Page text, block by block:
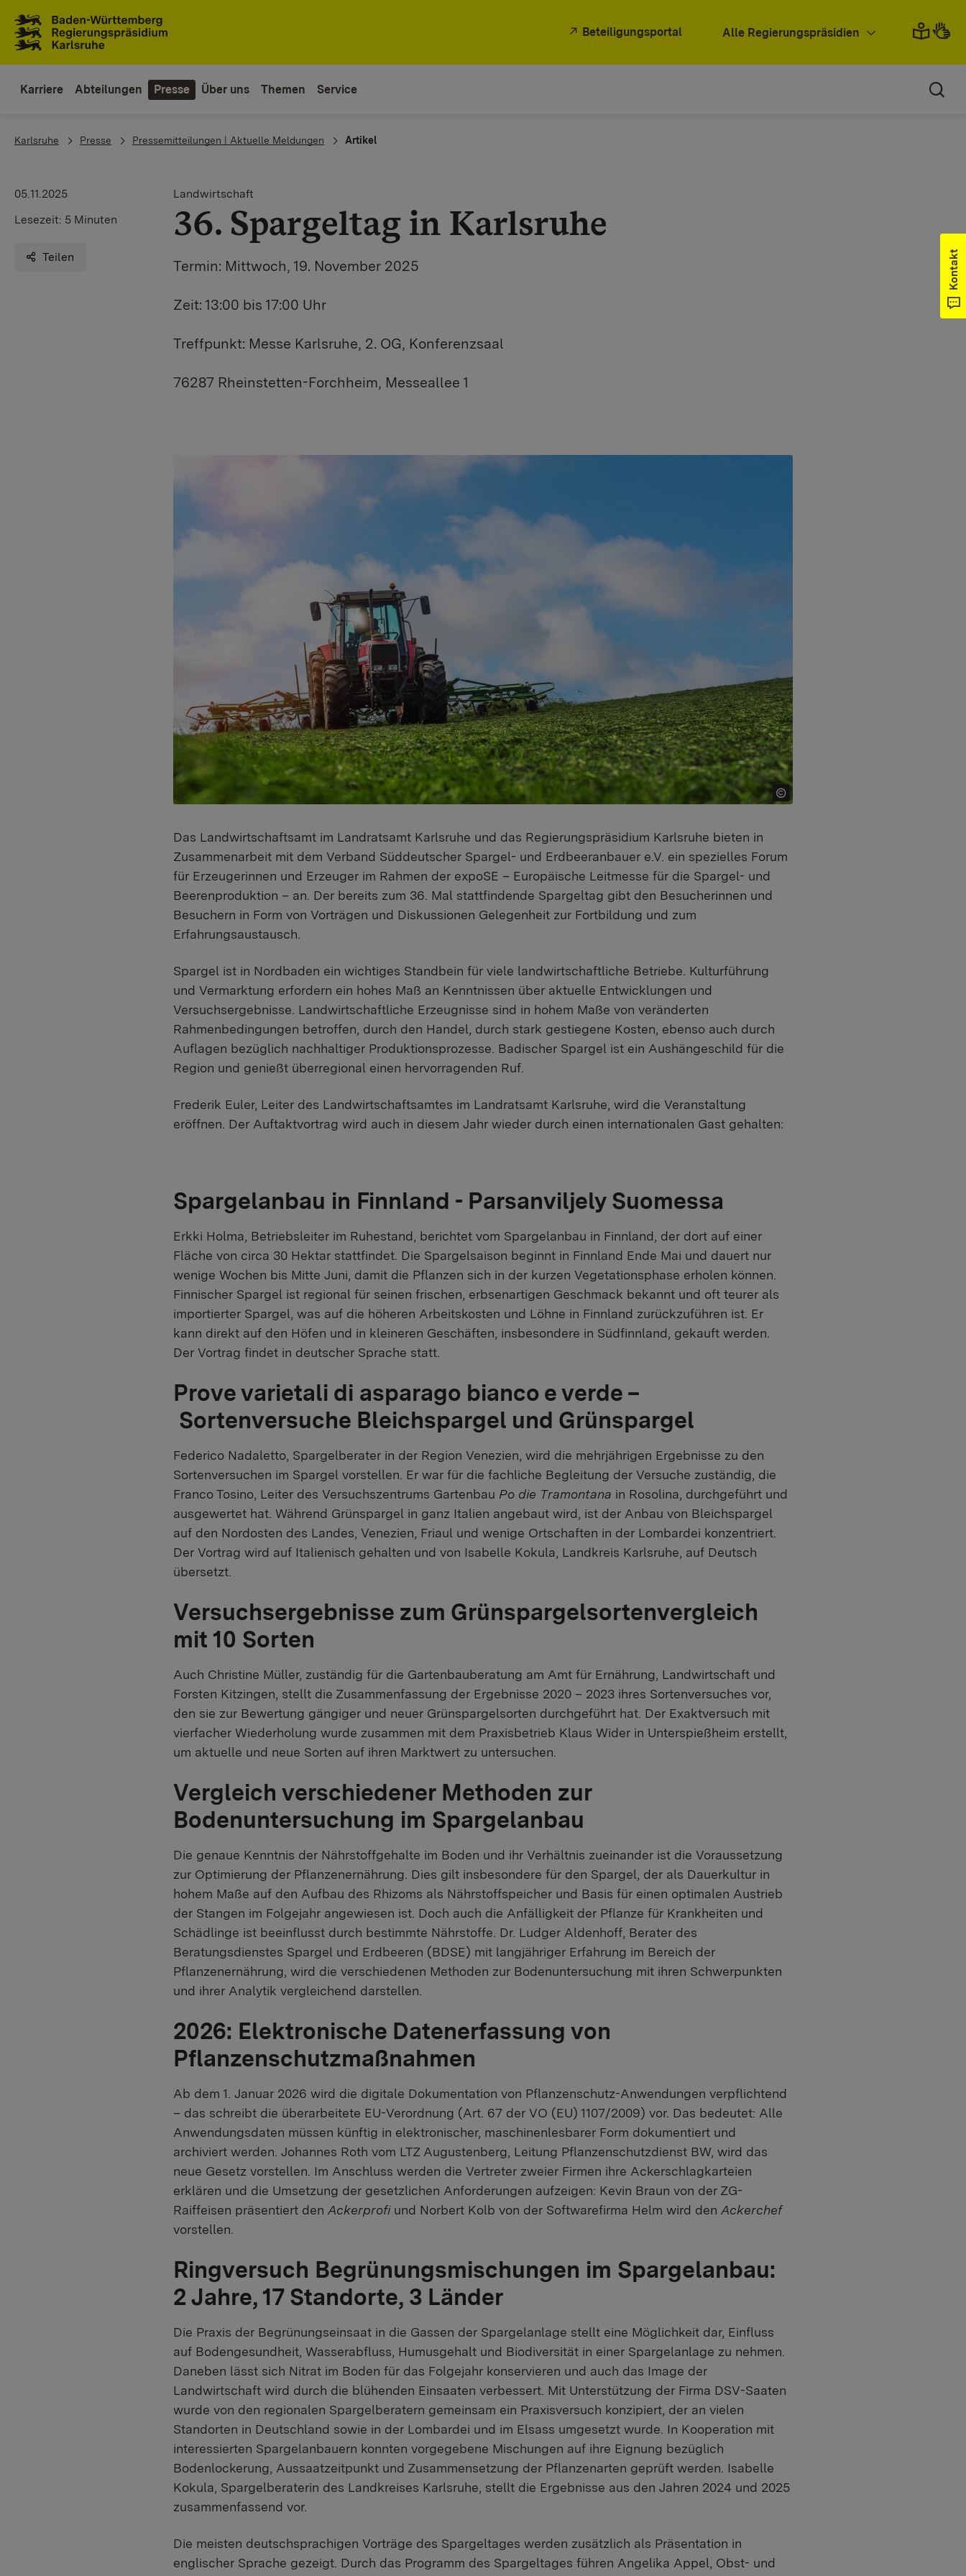
Beteiligungsportal Alle Regierungspräsidien
Karriere Abteilungen Presse Über uns Themen Service
You are here:
Karlsruhe Presse Pressemitteilungen | Aktuelle Meldungen Artikel
05.11.2025
Lesezeit: 5 Minuten
Teilen
Landwirtschaft
36. Spargeltag in Karlsruhe
Termin: Mittwoch, 19. November 2025
Zeit: 13:00 bis 17:00 Uhr
Treffpunkt: Messe Karlsruhe, 2. OG, Konferenzsaal
76287 Rheinstetten-Forchheim, Messeallee 1
Das Landwirtschaftsamt im Landratsamt Karlsruhe und das Regierungspräsidium Karlsruhe bieten in
Zusammenarbeit mit dem Verband Süddeutscher Spargel- und Erdbeeranbauer e.V. ein spezielles Forum
für Erzeugerinnen und Erzeuger im Rahmen der expoSE – Europäische Leitmesse für die Spargel- und
Beerenproduktion – an. Der bereits zum 36. Mal stattfindende Spargeltag gibt den Besucherinnen und
Besuchern in Form von Vorträgen und Diskussionen Gelegenheit zur Fortbildung und zum
Erfahrungsaustausch.
Spargel ist in Nordbaden ein wichtiges Standbein für viele landwirtschaftliche Betriebe. Kulturführung
und Vermarktung erfordern ein hohes Maß an Kenntnissen über aktuelle Entwicklungen und
Versuchsergebnisse. Landwirtschaftliche Erzeugnisse sind in hohem Maße von veränderten
Rahmenbedingungen betroffen, durch den Handel, durch stark gestiegene Kosten, ebenso auch durch
Auflagen bezüglich nachhaltiger Produktionsprozesse. Badischer Spargel ist ein Aushängeschild für die
Region und genießt überregional einen hervorragenden Ruf.
Frederik Euler, Leiter des Landwirtschaftsamtes im Landratsamt Karlsruhe, wird die Veranstaltung
eröffnen. Der Auftaktvortrag wird auch in diesem Jahr wieder durch einen internationalen Gast gehalten:
Spargelanbau in Finnland - Parsanviljely Suomessa
Erkki Holma, Betriebsleiter im Ruhestand, berichtet vom Spargelanbau in Finnland, der dort auf einer
Fläche von circa 30 Hektar stattfindet. Die Spargelsaison beginnt in Finnland Ende Mai und dauert nur
wenige Wochen bis Mitte Juni, damit die Pflanzen sich in der kurzen Vegetationsphase erholen können.
Finnischer Spargel ist regional für seinen frischen, erbsenartigen Geschmack bekannt und oft teurer als
importierter Spargel, was auf die höheren Arbeitskosten und Löhne in Finnland zurückzuführen ist. Er
kann direkt auf den Höfen und in kleineren Geschäften, insbesondere in Südfinnland, gekauft werden.
Der Vortrag findet in deutscher Sprache statt.
Prove varietali di asparago bianco e verde –
Sortenversuche Bleichspargel und Grünspargel
Federico Nadaletto, Spargelberater in der Region Venezien, wird die mehrjährigen Ergebnisse zu den
Sortenversuchen im Spargel vorstellen. Er war für die fachliche Begleitung der Versuche zuständig, die
Franco Tosino, Leiter des Versuchszentrums Gartenbau Po die Tramontana in Rosolina, durchgeführt und
ausgewertet hat. Während Grünspargel in ganz Italien angebaut wird, ist der Anbau von Bleichspargel
auf den Nordosten des Landes, Venezien, Friaul und wenige Ortschaften in der Lombardei konzentriert.
Der Vortrag wird auf Italienisch gehalten und von Isabelle Kokula, Landkreis Karlsruhe, auf Deutsch
übersetzt.
Versuchsergebnisse zum Grünspargelsortenvergleich
mit 10 Sorten
Auch Christine Müller, zuständig für die Gartenbauberatung am Amt für Ernährung, Landwirtschaft und
Forsten Kitzingen, stellt die Zusammenfassung der Ergebnisse 2020 – 2023 ihres Sortenversuches vor,
den sie zur Bewertung gängiger und neuer Grünspargelsorten durchgeführt hat. Der Exaktversuch mit
vierfacher Wiederholung wurde zusammen mit dem Praxisbetrieb Klaus Wider in Unterspießheim erstellt,
um aktuelle und neue Sorten auf ihren Marktwert zu untersuchen.
Vergleich verschiedener Methoden zur
Bodenuntersuchung im Spargelanbau
Die genaue Kenntnis der Nährstoffgehalte im Boden und ihr Verhältnis zueinander ist die Voraussetzung
zur Optimierung der Pflanzenernährung. Dies gilt insbesondere für den Spargel, der als Dauerkultur in
hohem Maße auf den Aufbau des Rhizoms als Nährstoffspeicher und Basis für einen optimalen Austrieb
der Stangen im Folgejahr angewiesen ist. Doch auch die Anfälligkeit der Pflanze für Krankheiten und
Schädlinge ist beeinflusst durch bestimmte Nährstoffe. Dr. Ludger Aldenhoff, Berater des
Beratungsdienstes Spargel und Erdbeeren (BDSE) mit langjähriger Erfahrung im Bereich der
Pflanzenernährung, wird die verschiedenen Methoden zur Bodenuntersuchung mit ihren Schwerpunkten
und ihrer Analytik vergleichend darstellen.
2026: Elektronische Datenerfassung von
Pflanzenschutzmaßnahmen
Ab dem 1. Januar 2026 wird die digitale Dokumentation von Pflanzenschutz-Anwendungen verpflichtend
– das schreibt die überarbeitete EU-Verordnung (Art. 67 der VO (EU) 1107/2009) vor. Das bedeutet: Alle
Anwendungsdaten müssen künftig in elektronischer, maschinenlesbarer Form dokumentiert und
archiviert werden. Johannes Roth vom LTZ Augustenberg, Leitung Pflanzenschutzdienst BW, wird das
neue Gesetz vorstellen. Im Anschluss werden die Vertreter zweier Firmen ihre Ackerschlagkarteien
erklären und die Umsetzung der gesetzlichen Anforderungen aufzeigen: Kevin Braun von der ZG-
Raiffeisen präsentiert den Ackerprofiund Norbert Kolb von der Softwarefirma Helm wird den Ackerchef
vorstellen.
Ringversuch Begrünungsmischungen im Spargelanbau:
2 Jahre, 17 Standorte, 3 Länder
Die Praxis der Begrünungseinsaat in die Gassen der Spargelanlage stellt eine Möglichkeit dar, Einfluss
auf Bodengesundheit, Wasserabfluss, Humusgehalt und Biodiversität in einer Spargelanlage zu nehmen.
Daneben lässt sich Nitrat im Boden für das Folgejahr konservieren und auch das Image der
Landwirtschaft wird durch die blühenden Einsaaten verbessert. Mit Unterstützung der Firma DSV-Saaten
wurde von den regionalen Spargelberatern gemeinsam ein Praxisversuch konzipiert, der an vielen
Standorten in Deutschland sowie in der Lombardei und im Elsass umgesetzt wurde. In Kooperation mit
interessierten Spargelanbauern konnten vorgegebene Mischungen auf ihre Eignung bezüglich
Bodenlockerung, Aussaatzeitpunkt und Zusammensetzung der Pflanzenarten geprüft werden. Isabelle
Kokula, Spargelberaterin des Landkreises Karlsruhe, stellt die Ergebnisse aus den Jahren 2024 und 2025
zusammenfassend vor.
Die meisten deutschsprachigen Vorträge des Spargeltages werden zusätzlich als Präsentation in
englischer Sprache gezeigt. Durch das Programm des Spargeltages führen Angelika Appel, Obst- und
Kontakt